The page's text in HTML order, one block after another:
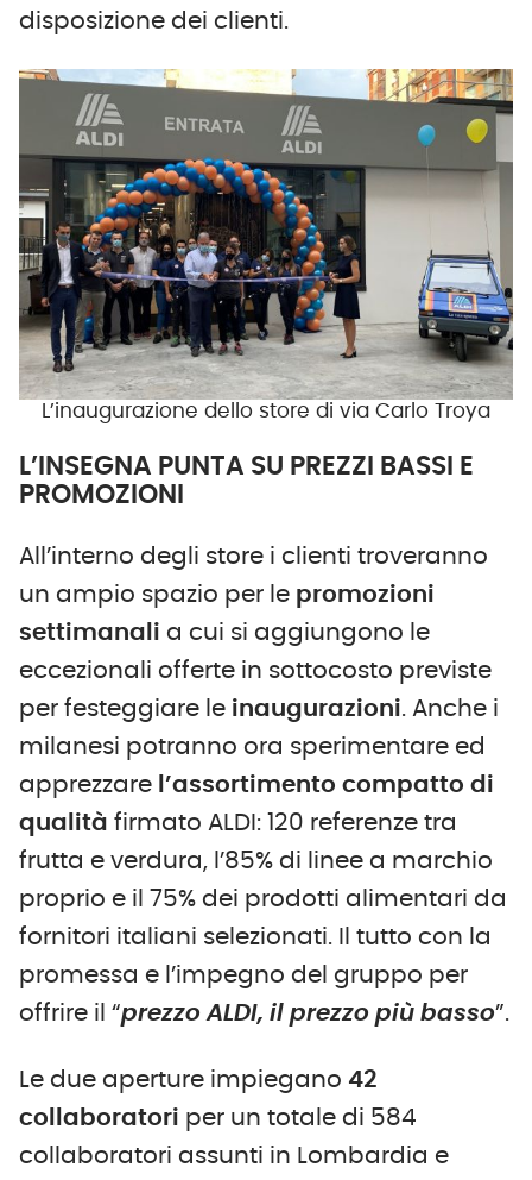
disposizione dei clienti.
L’inaugurazione dello store di via Carlo Troya
L’INSEGNA PUNTA SU PREZZI BASSI E
PROMOZIONI
All’interno degli store i clienti troveranno
un ampio spazio per le promozioni
settimanali a cui si aggiungono le
eccezionali offerte in sottocosto previste
per festeggiare le inaugurazioni. Anche i
milanesi potranno ora sperimentare ed
apprezzare l’assortimento compatto di
qualità firmato ALDI: 120 referenze tra
frutta e verdura, l’85% di linee a marchio
proprio e il 75% dei prodotti alimentari da
fornitori italiani selezionati. Il tutto con la
promessa e l’impegno del gruppo per
offrire il “prezzo ALDI, il prezzo più basso”.
Le due aperture impiegano 42
collaboratori per un totale di 584
collaboratori assunti in Lombardia e